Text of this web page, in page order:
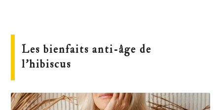
Les bienfaits anti-âge de
l’hibiscus